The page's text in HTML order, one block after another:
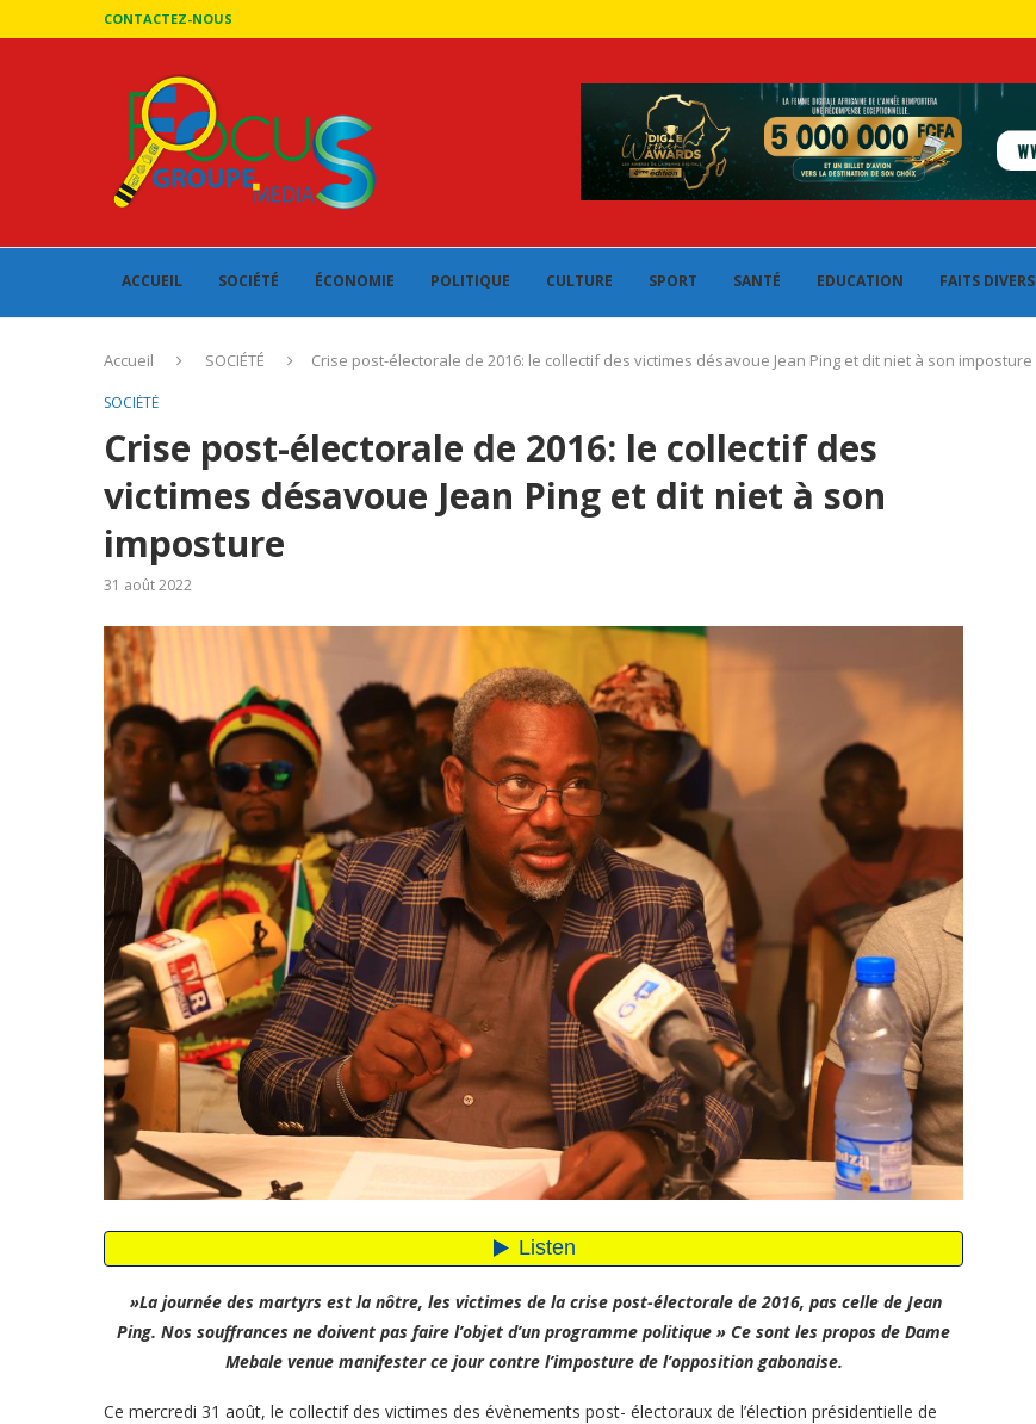
CONTACTEZ-NOUS
ACCUEIL SOCIÉTÉ ÉCONOMIE POLITIQUE CULTURE SPORT SANTÉ EDUCATION FAITS DIVERS
Accueil SOCIÉTÉ Crise post-électorale de 2016: le collectif des victimes désavoue Jean Ping et dit niet à son imposture
SOCIÉTÉ
Crise post-électorale de 2016: le collectif des
victimes désavoue Jean Ping et dit niet à son
imposture
31 août 2022
»La journée des martyrs est la nôtre, les victimes de la crise post-électorale de 2016, pas celle de Jean
Ping. Nos souffrances ne doivent pas faire l’objet d’un programme politique » Ce sont les propos de Dame
Mebale venue manifester ce jour contre l’imposture de l’opposition gabonaise.
Ce mercredi 31 août, le collectif des victimes des évènements post- électoraux de l’élection présidentielle de